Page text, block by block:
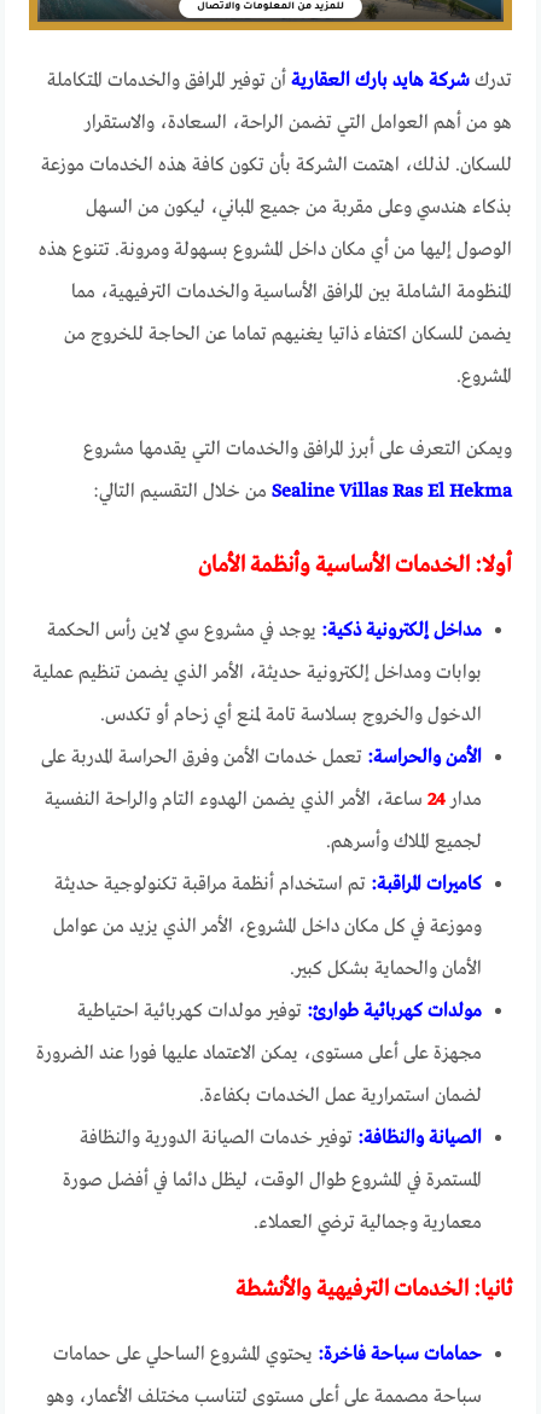
تدركشركة هايد بارك العقارية أن توفير المرافق والخدمات المتكاملة
هو من أهم العوامل التي تضمن الراحة، السعادة، والاستقرار
للسكان. لذلك، اهتمت الشركة بأن تكون كافة هذه الخدمات موزعة
بذكاء هندسي وعلى مقربة من جميع المباني، ليكون من السهل
الوصول إليها من أي مكان داخل المشروع بسهولة ومرونة. تتنوع هذه
المنظومة الشاملة بين المرافق الأساسية والخدمات الترفيهية، مما
يضمن للسكان اكتفاء ذاتيا يغنيهم تماما عن الحاجة للخروج من
المشروع.
ويمكن التعرف على أبرز المرافق والخدمات التي يقدمها مشروع
Sealine Villas Ras El Hekma من خلال التقسيم التالي:
أولا: الخدمات الأساسية وأنظمة الأمان
مداخل إلكترونية ذكية: يوجد في مشروع سي لاين رأس الحكمة
بوابات ومداخل إلكترونية حديثة، الأمر الذي يضمن تنظيم عملية
الدخول والخروج بسلاسة تامة لمنع أي زحام أو تكدس.
الأمن والحراسة: تعمل خدمات الأمن وفرق الحراسة المدربة على
مدار24 ساعة، الأمر الذي يضمن الهدوء التام والراحة النفسية
لجميع الملاك وأسرهم.
كاميرات المراقبة: تم استخدام أنظمة مراقبة تكنولوجية حديثة
وموزعة في كل مكان داخل المشروع، الأمر الذي يزيد من عوامل
الأمان والحماية بشكل كبير.
مولدات كهربائية طوارئ: توفير مولدات كهربائية احتياطية
مجهزة على أعلى مستوى، يمكن الاعتماد عليها فورا عند الضرورة
لضمان استمرارية عمل الخدمات بكفاءة.
الصيانة والنظافة: توفير خدمات الصيانة الدورية والنظافة
المستمرة في المشروع طوال الوقت، ليظل دائما في أفضل صورة
معمارية وجمالية ترضي العملاء.
ثانيا: الخدمات الترفيهية والأنشطة
حمامات سباحة فاخرة: يحتوي المشروع الساحلي على حمامات
سباحة مصممة على أعلى مستوى لتناسب مختلف الأعمار، وهو